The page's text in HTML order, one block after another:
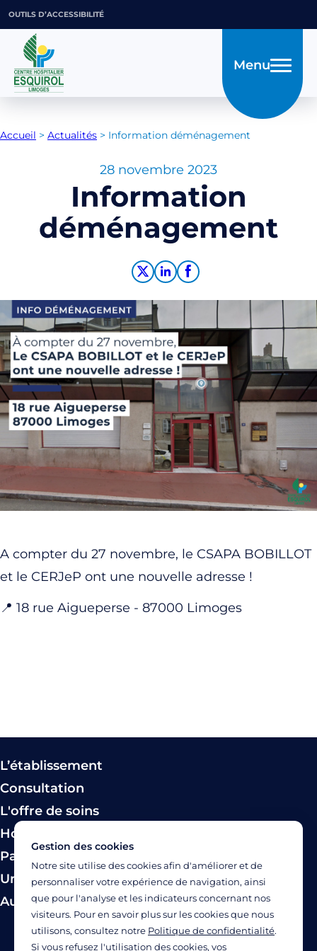
OUTILS D’ACCESSIBILITÉ
Menu
Accueil > Actualités > Information déménagement
28 novembre 2023
Information
déménagement
A compter du 27 novembre, le CSAPA BOBILLOT
et le CERJeP ont une nouvelle adresse !
📍 18 rue Aigueperse - 87000 Limoges
L’établissement
Consultation
L'offre de soins
Hospitalisation
Paiement
Urgence
Autres modes de prise en charge
Gestion des cookies
Notre site utilise des cookies afin d'améliorer et de
personnaliser votre expérience de navigation, ainsi
que pour l'analyse et les indicateurs concernant nos
visiteurs. Pour en savoir plus sur les cookies que nous
utilisons, consultez notre Politique de confidentialité.
Si vous refusez l'utilisation des cookies, vos